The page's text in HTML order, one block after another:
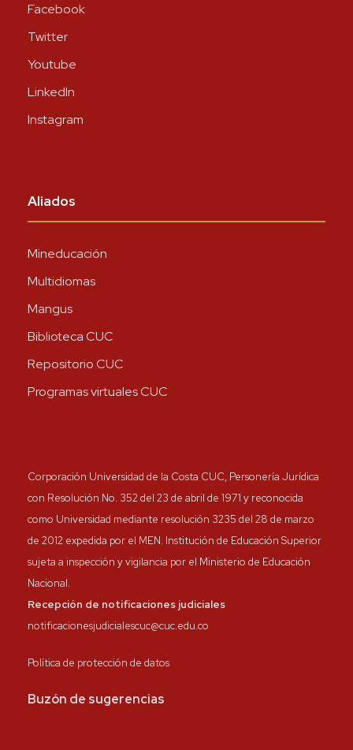
Facebook
Twitter
Youtube
LinkedIn
Instagram
Aliados
Mineducación
Multidiomas
Mangus
Biblioteca CUC
Repositorio CUC
Programas virtuales CUC
Corporación Universidad de la Costa CUC, Personería Jurídica
con Resolución No. 352 del 23 de abril de 1971 y reconocida
como Universidad mediante resolución 3235 del 28 de marzo
de 2012 expedida por el MEN. Institución de Educación Superior
sujeta a inspección y vigilancia por el Ministerio de Educación
Nacional.
Recepción de notificaciones judiciales
notificacionesjudicialescuc@cuc.edu.co
Política de protección de datos
Buzón de sugerencias